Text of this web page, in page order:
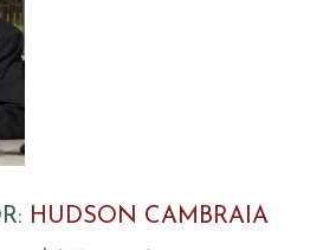
HUDSON CAMBRAIA